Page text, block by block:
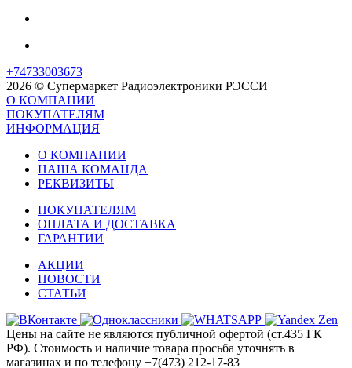
+74733003673
2026 © Супермаркет Радиоэлектроники РЭССИ
О КОМПАНИИ
ПОКУПАТЕЛЯМ
ИНФОРМАЦИЯ
О КОМПАНИИ
НАША КОМАНДА
РЕКВИЗИТЫ
ПОКУПАТЕЛЯМ
ОПЛАТА И ДОСТАВКА
ГАРАНТИИ
АКЦИИ
НОВОСТИ
СТАТЬИ
Цены на сайте не являются публичной офертой (ст.435 ГК
РФ). Стоимость и наличие товара просьба уточнять в
магазинах и по телефону +7(473) 212-17-83